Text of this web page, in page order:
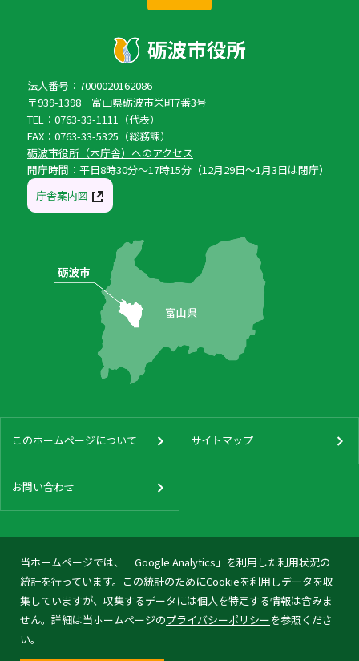
当ホームページでは、「Google Analytics」を利用した利用状況の
統計を行っています。この統計のためにCookieを利用しデータを収
集していますが、収集するデータには個人を特定する情報は含みま
せん。詳細は当ホームページのプライバシーポリシーを参照くださ
い。
法人番号：7000020162086
〒939-1398 富山県砺波市栄町7番3号
TEL：0763-33-1111（代表）
FAX：0763-33-5325（総務課）
砺波市役所（本庁舎）へのアクセス
開庁時間：平日8時30分〜17時15分（12月29日〜1月3日は閉庁）
庁舎案内図
このホームページについて サイトマップ
お問い合わせ